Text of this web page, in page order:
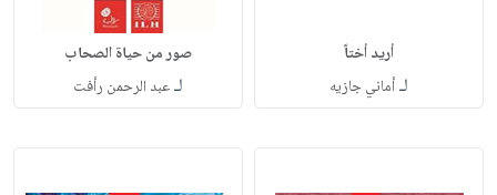
أريد أختاً
لـأماني جازيه
صور من حياة الصحاب
لـعبد الرحمن رأفت